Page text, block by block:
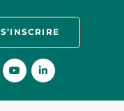
S’INSCRIRE